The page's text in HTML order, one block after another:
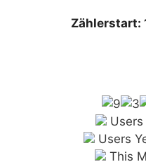
Zählerstart:
Users
Users
This